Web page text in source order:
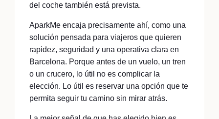
del coche también está prevista.
AparkMe encaja precisamente ahí, como una
solución pensada para viajeros que quieren
rapidez, seguridad y una operativa clara en
Barcelona. Porque antes de un vuelo, un tren
o un crucero, lo útil no es complicar la
elección. Lo útil es reservar una opción que te
permita seguir tu camino sin mirar atrás.